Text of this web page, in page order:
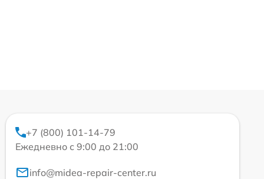
+7 (800) 101-14-79
Ежедневно с 9:00 до 21:00
info@midea-repair-center.ru